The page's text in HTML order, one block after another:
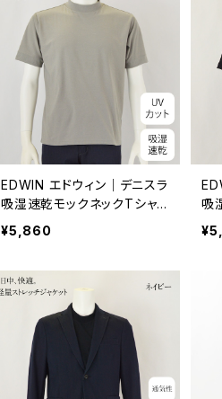
EDWIN エドウィン｜デニスラ
吸湿速乾モックネックTシャ
ツ｜UVカット ストレッチ メン
ズ EDB607 M.グレー
¥5,860
吸
ツ